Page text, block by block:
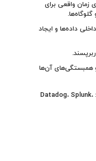
زمان واقعی برای
داده‌ها و ایجاد
و همبستگی‌های آن‌ها
ابزارهای DevOps برای مانیتورینگ برنامه: Datadog، Splunk،